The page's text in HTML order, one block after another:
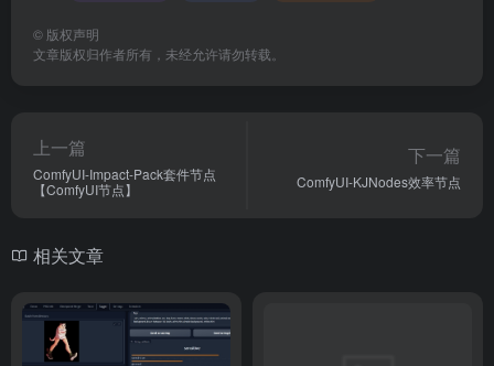
© 版权声明
文章版权归作者所有，未经允许请勿转载。
上一篇
ComfyUI-Impact-Pack套件节点
【ComfyUI节点】
下一篇
ComfyUI-KJNodes效率节点
相关文章